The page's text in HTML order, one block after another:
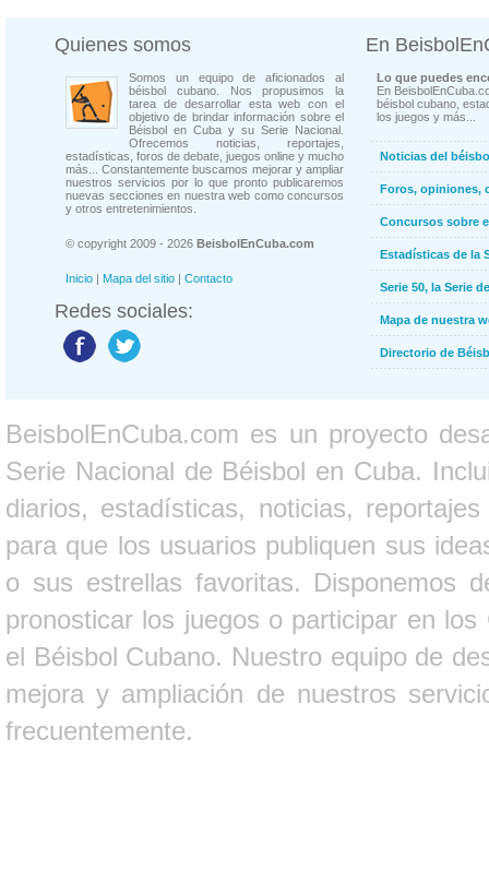
Quienes somos
Somos un equipo de aficionados al
béisbol cubano. Nos propusimos la
tarea de desarrollar esta web con el
objetivo de brindar información sobre el
Béisbol en Cuba y su Serie Nacional.
Ofrecemos noticias, reportajes,
estadísticas, foros de debate, juegos online y mucho
más... Constantemente buscamos mejorar y ampliar
nuestros servicios por lo que pronto publicaremos
nuevas secciones en nuestra web como concursos
y otros entretenimientos.
© copyright 2009 - 2026 BeisbolEnCuba.com
Inicio | Mapa del sitio | Contacto
Redes sociales:
En
Lo que puedes
En
béisbol cubano,
los juegos y más...
Noticias del
Foros, opiniones,
Concursos sobre
Estadísticas de la
Serie 50, la Serie
Mapa de nuestra
Directorio de
BeisbolEnCuba.com es un proyecto
Serie Nacional de Béisbol en Cuba.
diarios, estadísticas, noticias,
para que los usuarios publiquen sus
o sus estrellas favoritas. Disponemos
pronosticar los juegos o participar en
el Béisbol Cubano. Nuestro equipo de
mejora y ampliación de nuestros
frecuentemente.